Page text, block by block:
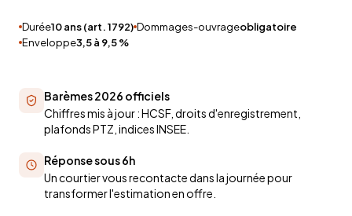
Durée10 ans (art. 1792) Dommages-ouvrageobligatoire
Enveloppe3,5 à 9,5 %
Barèmes 2026 officiels
Chiffres mis à jour : HCSF, droits d'enregistrement,
plafonds PTZ, indices INSEE.
Réponse sous 6h
Un courtier vous recontacte dans la journée pour
transformer l'estimation en offre.